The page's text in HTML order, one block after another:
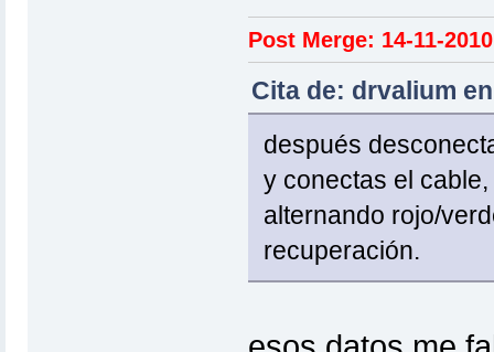
Post Merge: 14-11-
Cita de: drvalium
después
y conectas el
alternando rojo/
recuperación.